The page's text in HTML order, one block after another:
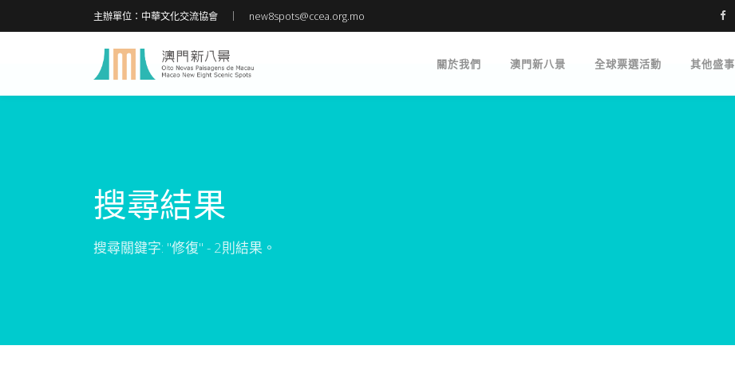
主辦單位：中華文化交流協會 new8spots@ccea.org.mo
關於我們 澳門新八景 全球票選活動 其他盛事
搜尋結果
搜尋關鍵字: "修復" - 2則結果。